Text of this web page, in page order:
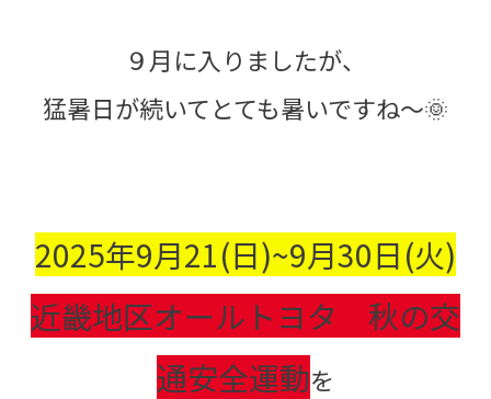
９月に入りましたが、
猛暑日が続いてとても暑いですね～🌞
2025年9月21(日)~9月30日(火)
近畿地区オールトヨタ 秋の交
通安全運動を